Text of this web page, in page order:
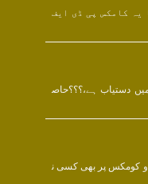
یہ کامکس پی ڈی ایف
دستیاب ہے،؟؟؟حاص
کومکس پر بھی کسی ن